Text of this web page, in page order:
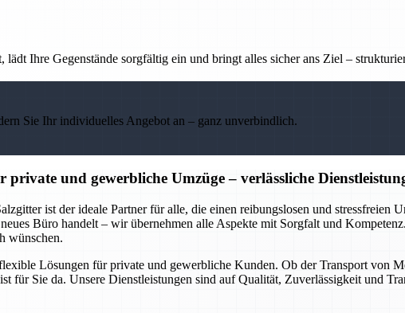
Ihre Gegenstände sorgfältig ein und bringt alles sicher ans Ziel –
Sie Ihr individuelles Angebot an – ganz unverbindlich.
private und gewerbliche Umzüge – verlässliche
ist der ideale Partner für alle, die einen reibungslosen und
Büro handelt – wir übernehmen alle Aspekte mit Sorgfalt und
wünschen.
Lösungen für private und gewerbliche Kunden. Ob der Transport von
für Sie da. Unsere Dienstleistungen sind auf Qualität, Zuverlässigkeit und